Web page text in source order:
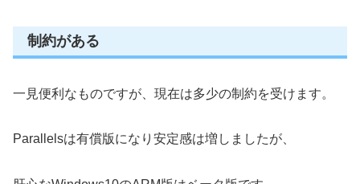
制約がある
一見便利なものですが、現在は多少の制約を受けます。
Parallelsは有償版になり安定感は増しましたが、